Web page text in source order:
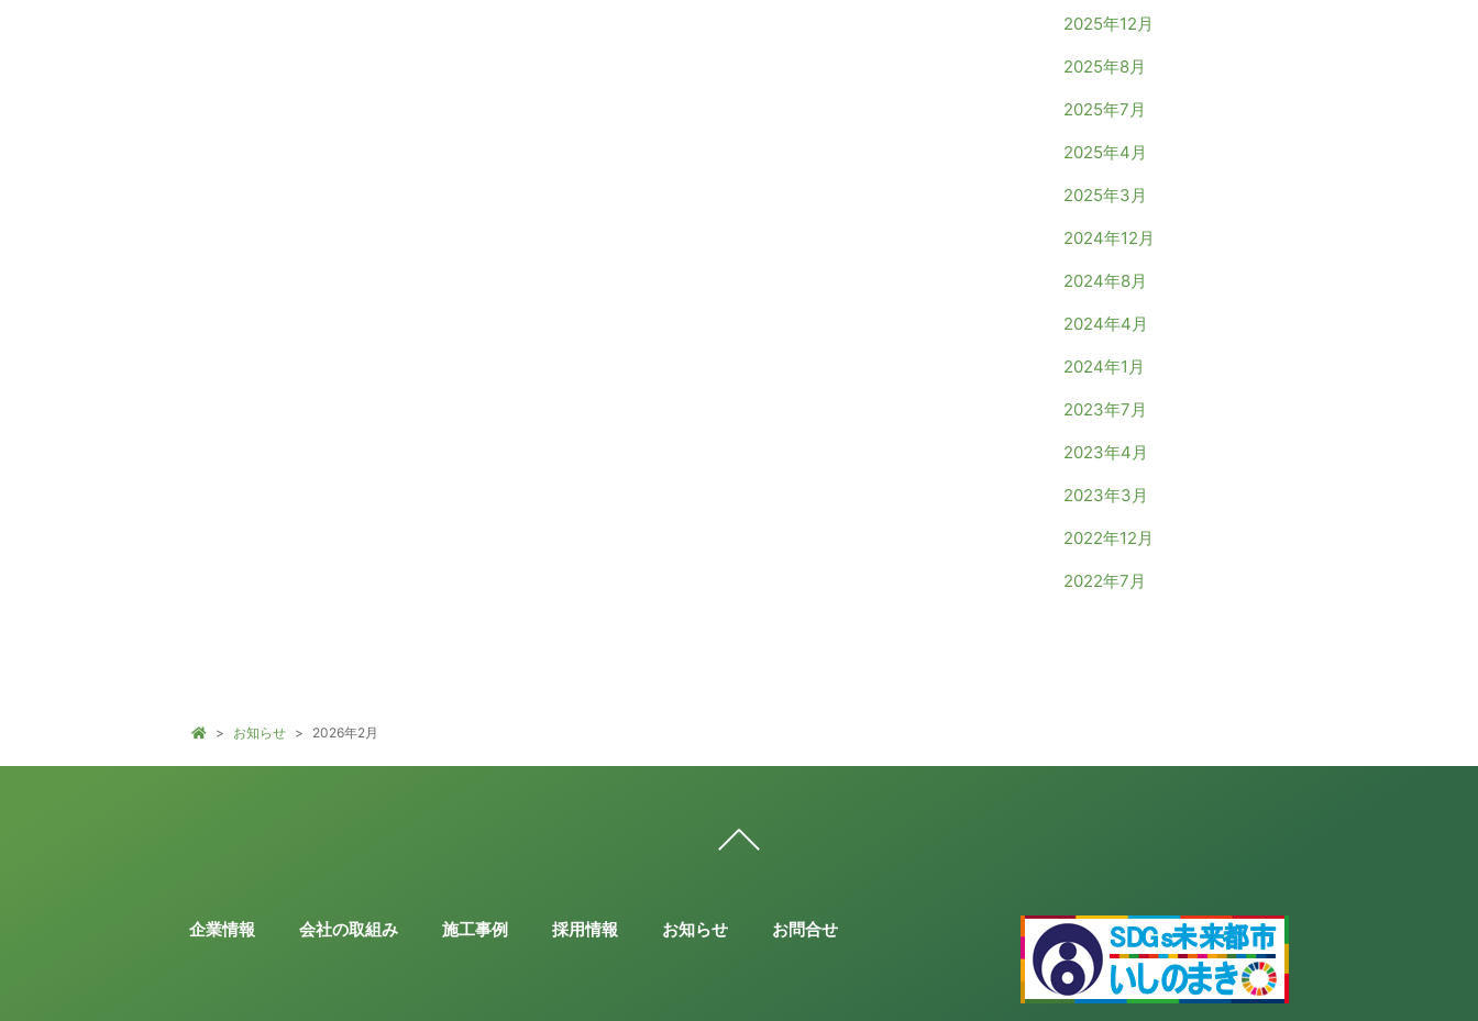
2025年12月
2025年8月
2025年7月
2025年4月
2025年3月
2024年12月
2024年8月
2024年4月
2024年1月
2023年7月
2023年4月
2023年3月
2022年12月
2022年7月
お知らせ 2026年2月
企業情報 会社の取組み 施工事例 採用情報 お知らせ お問合せ